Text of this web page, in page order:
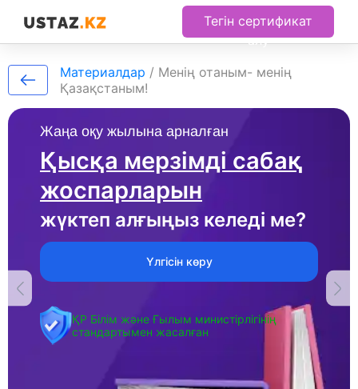
Тегін сертификат
алу
Жаңа оқу жылына арналған
Қысқа мерзімді сабақ
жоспарларын
жүктеп алғыңыз келеді ме?
Үлгісін көру
ҚР Білім және Ғылым министірлігінің
стандартымен жасалған
Материалдар / Менің отаным- менің
Қазақстаным!